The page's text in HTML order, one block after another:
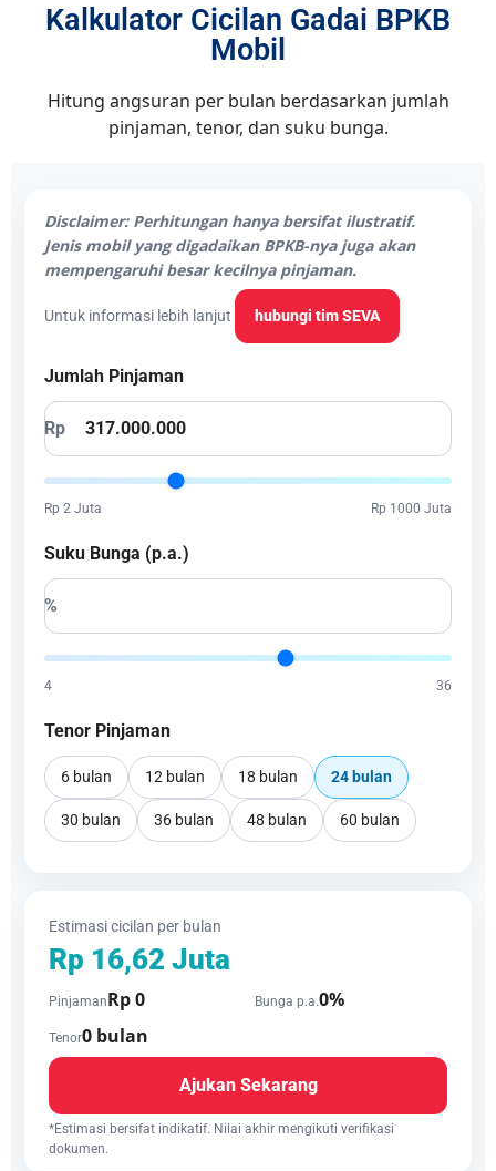
Kalkulator Cicilan Gadai BPKB
Mobil
Hitung angsuran per bulan berdasarkan jumlah
pinjaman, tenor, dan suku bunga.
Disclaimer: Perhitungan hanya bersifat ilustratif.
Jenis mobil yang digadaikan BPKB-nya juga akan
mempengaruhi besar kecilnya pinjaman.
Untuk informasi lebih lanjut hubungi tim SEVA
Jumlah Pinjaman
Rp
Rp 2 Juta Rp 1000 Juta
Suku Bunga (p.a.)
%
4 36
Tenor Pinjaman
6 bulan 12 bulan 18 bulan 24 bulan
30 bulan 36 bulan 48 bulan 60 bulan
Estimasi cicilan per bulan
Rp 16,62 Juta
PinjamanRp 0 Bunga p.a.0%
Tenor0 bulan
Ajukan Sekarang
*Estimasi bersifat indikatif. Nilai akhir mengikuti verifikasi
dokumen.